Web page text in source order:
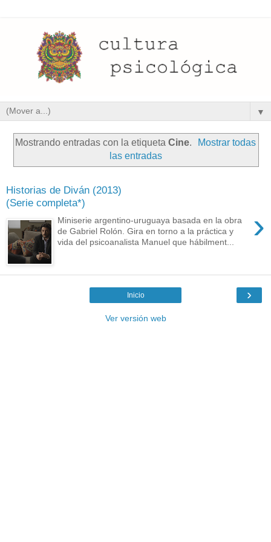
▼
Mostrando entradas con la etiqueta Cine.
Mostrar todas
las entradas
Historias de Diván (2013)
(Serie completa*)
›
Miniserie argentino-uruguaya basada en la obra
de Gabriel Rolón. Gira en torno a la práctica y
vida del psicoanalista Manuel que hábilment...
›
Inicio
Ver versión web